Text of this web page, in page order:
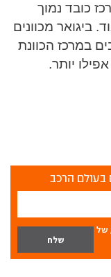
כובד נמוך
ביגואר מכוונים
במרכז הכוונת
יותר.
בעולם הרכב
של